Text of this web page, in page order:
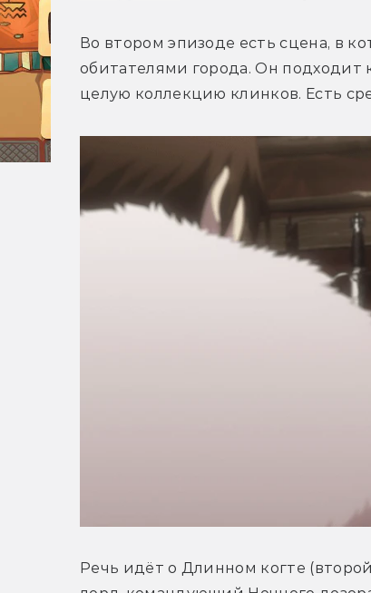
Во втором эпизоде есть сцена, в
обитателями города. Он подходит
целую коллекцию клинков. Есть
Речь идёт о Длинном когте